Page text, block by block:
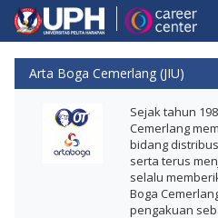
Arta Boga Cemerlang (JIU)
Sejak tahun
Cemerlang
bidang
serta terus
selalu
Boga
pengakuan